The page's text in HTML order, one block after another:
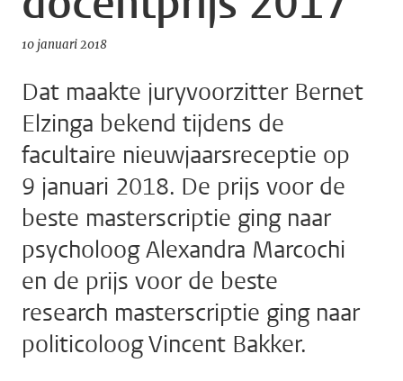
10 januari 2018
Dat maakte juryvoorzitter Bernet
Elzinga bekend tijdens de
facultaire nieuwjaarsreceptie op
9 januari 2018. De prijs voor de
beste masterscriptie ging naar
psycholoog Alexandra Marcochi
en de prijs voor de beste
research masterscriptie ging naar
politicoloog Vincent Bakker.